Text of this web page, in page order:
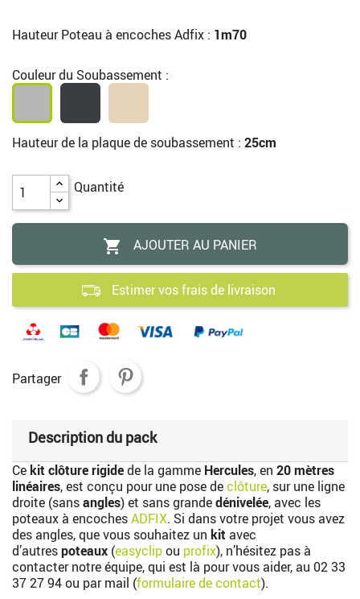
Hauteur Poteau à encoches Adfix : 1m70
Couleur du Soubassement :
Hauteur de la plaque de soubassement : 25cm
Quantité
 AJOUTER AU PANIER
Estimer vos frais de livraison
Partager
Description du pack
Cekit clôture rigidede la gamme Hercules, en 20 mètres
linéaires, est conçu pour une pose declôture, sur une ligne
droite (sansangles) et sans grandedénivelée, avec les
poteaux à encochesADFIX. Si dans votre projet vous avez
des angles, que vous souhaitez un kit avec
d’autrespoteaux (easyclipou profix), n’hésitez pas à
contacter notre équipe, qui est là pour vous aider, au 02 33
37 27 94ou par mail (formulaire de contact).